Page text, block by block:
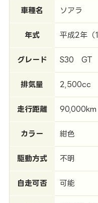
車種名 ソアラ
年式 平成2年（
グレード S30 GT
排気量 2,500cc
走行距離 90,000km
カラー 紺色
駆動方式 不明
自走可否 可能